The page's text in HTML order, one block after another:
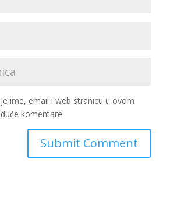
ime, email i web stranicu u ovom
komentare.